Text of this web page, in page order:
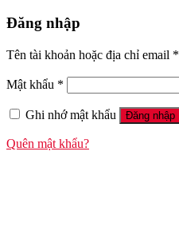
Đăng nhập
Tên tài khoản hoặc địa chỉ email *
Mật khẩu *
Ghi nhớ mật khẩu Đăng nhập
Quên mật khẩu?